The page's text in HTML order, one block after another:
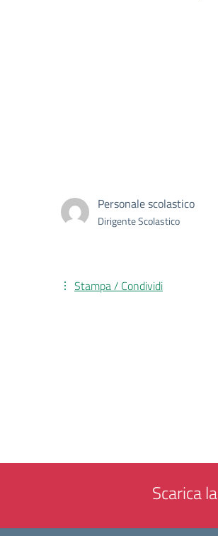
Personale scolastico
Dirigente Scolastico
Stampa / Condividi
Scarica